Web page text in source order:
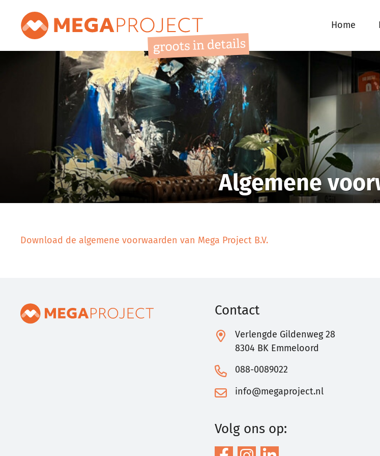
Home
Algemene
Download de algemene voorwaarden van Mega Project B.V.
Contact
Verlengde Gildenweg 28
8304 BK Emmeloord
088-0089022
info@megaproject.nl
Volg ons op: